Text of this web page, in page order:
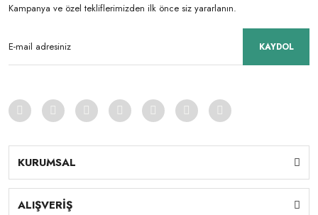
Kampanya ve özel tekliflerimizden ilk önce siz yararlanın.
KAYDOL
KURUMSAL
ALIŞVERİŞ